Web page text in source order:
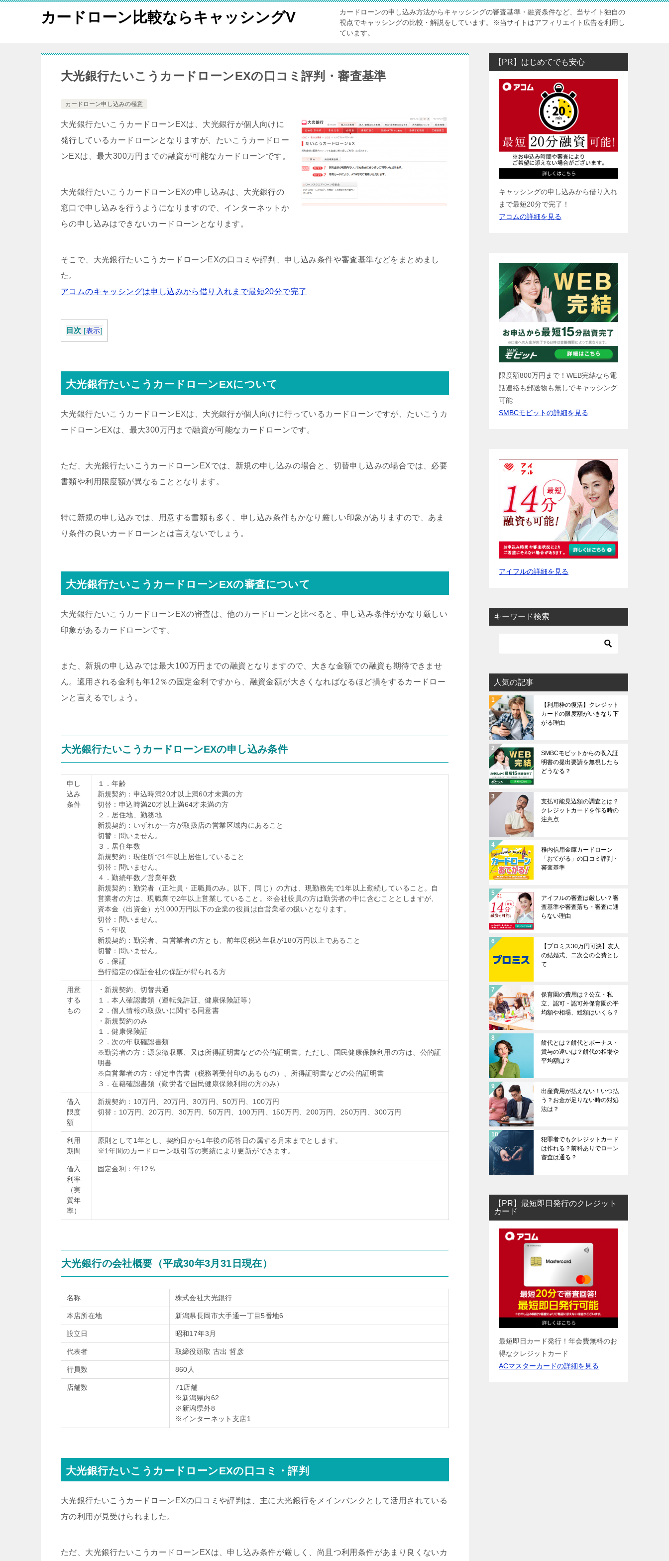
カードローン比較ならキャッシングV
カードローンの申し込み方法からキャッシングの審査基準・融資条件など、当サイト独自の
視点でキャッシングの比較・解説をしています。※当サイトはアフィリエイト広告を利用し
ています。
大光銀行たいこうカードローンEXの口コミ評判・審査基準
カードローン申し込みの極意
大光銀行たいこうカードローンEXは、大光銀行が個人向けに
発行しているカードローンとなりますが、たいこうカードロー
ンEXは、最大300万円までの融資が可能なカードローンです。
大光銀行たいこうカードローンEXの申し込みは、大光銀行の
窓口で申し込みを行うようになりますので、インターネットか
らの申し込みはできないカードローンとなります。
そこで、大光銀行たいこうカードローンEXの口コミや評判、申し込み条件や審査基準などをまとめまし
た。
アコムのキャッシングは申し込みから借り入れまで最短20分で完了
目次 [表示]
大光銀行たいこうカードローンEXについて
大光銀行たいこうカードローンEXは、大光銀行が個人向けに行っているカードローンですが、たいこうカ
ードローンEXは、最大300万円まで融資が可能なカードローンです。
ただ、大光銀行たいこうカードローンEXでは、新規の申し込みの場合と、切替申し込みの場合では、必要
書類や利用限度額が異なることとなります。
特に新規の申し込みでは、用意する書類も多く、申し込み条件もかなり厳しい印象がありますので、あま
り条件の良いカードローンとは言えないでしょう。
大光銀行たいこうカードローンEXの審査について
大光銀行たいこうカードローンEXの審査は、他のカードローンと比べると、申し込み条件がかなり厳しい
印象があるカードローンです。
また、新規の申し込みでは最大100万円までの融資となりますので、大きな金額での融資も期待できませ
ん。適用される金利も年12％の固定金利ですから、融資金額が大きくなればなるほど損をするカードロー
ンと言えるでしょう。
大光銀行たいこうカードローンEXの申し込み条件
申し
込み
条件
１．年齢
新規契約：申込時満20才以上満60才未満の方
切替：申込時満20才以上満64才未満の方
２．居住地、勤務地
新規契約：いずれか一方が取扱店の営業区域内にあること
切替：問いません。
３．居住年数
新規契約：現住所で1年以上居住していること
切替：問いません。
４．勤続年数／営業年数
新規契約：勤労者（正社員・正職員のみ。以下、同じ）の方は、現勤務先で1年以上勤続していること。自
営業者の方は、現職業で2年以上営業していること。※会社役員の方は勤労者の中に含むこととしますが、
資本金（出資金）が1000万円以下の企業の役員は自営業者の扱いとなります。
切替：問いません。
５・年収
新規契約：勤労者、自営業者の方とも、前年度税込年収が180万円以上であること
切替：問いません。
６．保証
当行指定の保証会社の保証が得られる方
用意
する
もの
・新規契約、切替共通
１．本人確認書類（運転免許証、健康保険証等）
２．個人情報の取扱いに関する同意書
・新規契約のみ
１．健康保険証
２．次の年収確認書類
※勤労者の方：源泉徴収票、又は所得証明書などの公的証明書。ただし、国民健康保険利用の方は、公的証
明書
※自営業者の方：確定申告書（税務署受付印のあるもの）、所得証明書などの公的証明書
３．在籍確認書類（勤労者で国民健康保険利用の方のみ）
借入
限度
額
新規契約：10万円、20万円、30万円、50万円、100万円
切替：10万円、20万円、30万円、50万円、100万円、150万円、200万円、250万円、300万円
利用
期間
原則として1年とし、契約日から1年後の応答日の属する月末までとします。
※1年間のカードローン取引等の実績により更新ができます。
借入
利率
（実
質年
率）
固定金利：年12％
大光銀行の会社概要（平成30年3月31日現在）
名称 株式会社大光銀行
本店所在地 新潟県長岡市大手通一丁目5番地6
設立日 昭和17年3月
代表者 取締役頭取 古出 哲彦
行員数 860人
店舗数
71店舗
※新潟県内62
※新潟県外8
※インターネット支店1
大光銀行たいこうカードローンEXの口コミ・評判
大光銀行たいこうカードローンEXの口コミや評判は、主に大光銀行をメインバンクとして活用されている
方の利用が見受けられました。
ただ、大光銀行たいこうカードローンEXは、申し込み条件が厳しく、尚且つ利用条件があまり良くないカ
【PR】はじめてでも安心
キャッシングの申し込みから借り入れ
まで最短20分で完了！
アコムの詳細を見る
限度額800万円まで！WEB完結なら電
話連絡も郵送物も無しでキャッシング
可能
SMBCモビットの詳細を見る
アイフルの詳細を見る
キーワード検索
人気の記事
【利用枠の復活】クレジット
カードの限度額がいきなり下
がる理由
SMBCモビットからの収入証
明書の提出要請を無視したら
どうなる？
支払可能見込額の調査とは？
クレジットカードを作る時の
注意点
稚内信用金庫カードローン
「おてがる」の口コミ評判・
審査基準
アイフルの審査は厳しい？審
査基準や審査落ち・審査に通
らない理由
【プロミス30万円可決】友人
の結婚式、二次会の会費とし
て
保育園の費用は？公立・私
立、認可・認可外保育園の平
均額や相場、総額はいくら？
餅代とは？餅代とボーナス・
賞与の違いは？餅代の相場や
平均額は？
出産費用が払えない！いつ払
う？お金が足りない時の対処
法は？
犯罪者でもクレジットカード
は作れる？前科ありでローン
審査は通る？
【PR】最短即日発行のクレジット
カード
最短即日カード発行！年会費無料のお
得なクレジットカード
ACマスターカードの詳細を見る